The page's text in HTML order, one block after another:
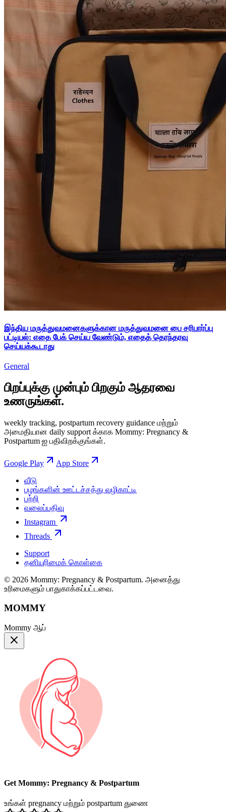
இந்திய மருத்துவமனைகளுக்கான மருத்துவமனை பை சரிபார்ப்பு
பட்டியல்: எதை பேக் செய்ய வேண்டும், எதைத் தொந்தரவு
செய்யக்கூடாது
General
பிறப்புக்கு முன்பும் பிறகும் ஆதரவை
உணருங்கள்.
weekly tracking, postpartum recovery guidance மற்றும்
அமைதியான daily support க்காக Mommy: Pregnancy &
Postpartum ஐ பதிவிறக்குங்கள்.
Google Play
App Store
வீடு
பழங்களின் ஊட்டச்சத்து வழிகாட்டி
பற்றி
வலைப்பதிவு
Instagram
Threads
Support
தனியுரிமைக் கொள்கை
© 2026 Mommy: Pregnancy & Postpartum. அனைத்து
உரிமைகளும் பாதுகாக்கப்பட்டவை.
MOMMY
Mommy ஆப்
Get Mommy: Pregnancy & Postpartum
உங்கள் pregnancy மற்றும் postpartum துணை